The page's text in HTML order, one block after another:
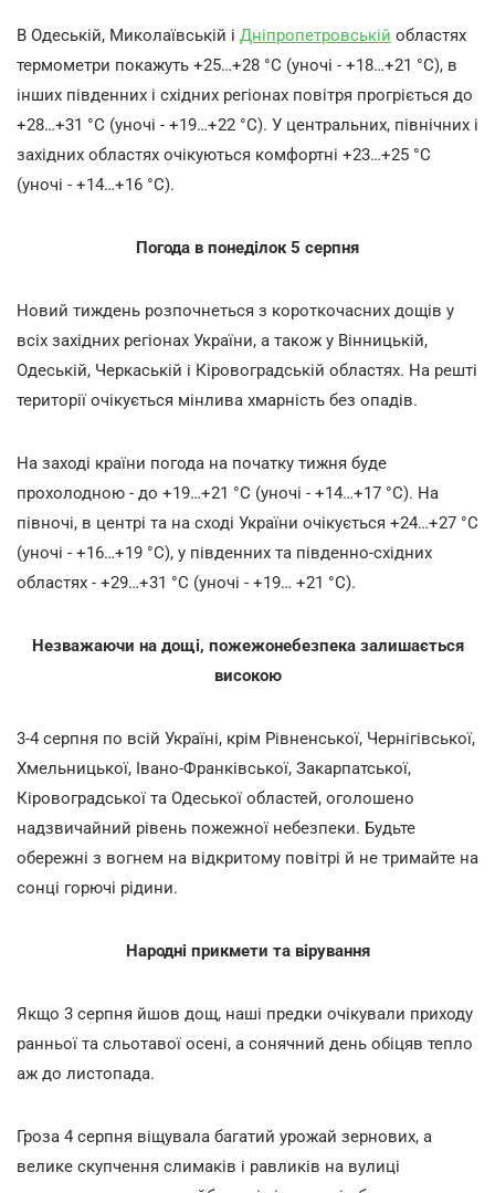
В Одеській, Миколаївській і Дніпропетровській областях
термометри покажуть +25…+28 °С (уночі - +18…+21 °С), в
інших південних і східних регіонах повітря прогріється до
+28…+31 °С (уночі - +19…+22 °С). У центральних, північних і
західних областях очікуються комфортні +23…+25 °С
(уночі - +14…+16 °С).
Погода в понеділок 5 серпня
Новий тиждень розпочнеться з короткочасних дощів у
всіх західних регіонах України, а також у Вінницькій,
Одеській, Черкаській і Кіровоградській областях. На решті
території очікується мінлива хмарність без опадів.
На заході країни погода на початку тижня буде
прохолодною - до +19…+21 °С (уночі - +14…+17 °С). На
півночі, в центрі та на сході України очікується +24…+27 °С
(уночі - +16…+19 °С), у південних та південно-східних
областях - +29…+31 °С (уночі - +19… +21 °С).
Незважаючи на дощі, пожежонебезпека залишається
високою
3-4 серпня по всій Україні, крім Рівненської, Чернігівської,
Хмельницької, Івано-Франківської, Закарпатської,
Кіровоградської та Одеської областей, оголошено
надзвичайний рівень пожежної небезпеки. Будьте
обережні з вогнем на відкритому повітрі й не тримайте на
сонці горючі рідини.
Народні прикмети та вірування
Якщо 3 серпня йшов дощ, наші предки очікували приходу
ранньої та сльотавої осені, а сонячний день обіцяв тепло
аж до листопада.
Гроза 4 серпня віщувала багатий урожай зернових, а
велике скупчення слимаків і равликів на вулиці